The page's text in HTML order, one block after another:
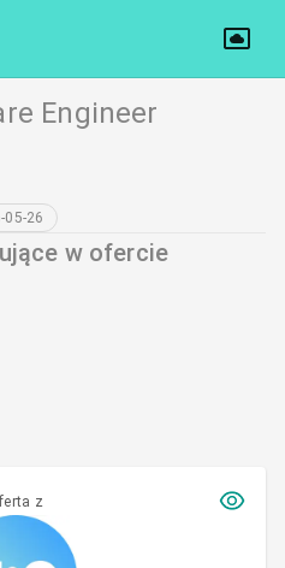
Engineer
05-26
w ofercie
z